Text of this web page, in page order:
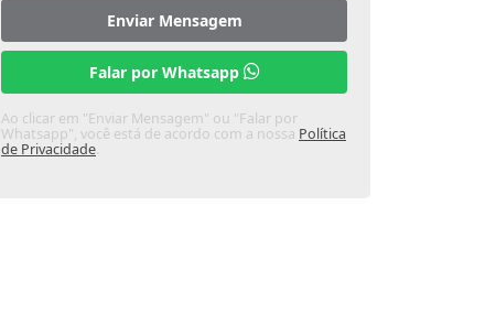
Enviar Mensagem
Falar por Whatsapp
Ao clicar em "Enviar Mensagem" ou "Falar por
Whatsapp", você está de acordo com a nossa Política
de Privacidade.